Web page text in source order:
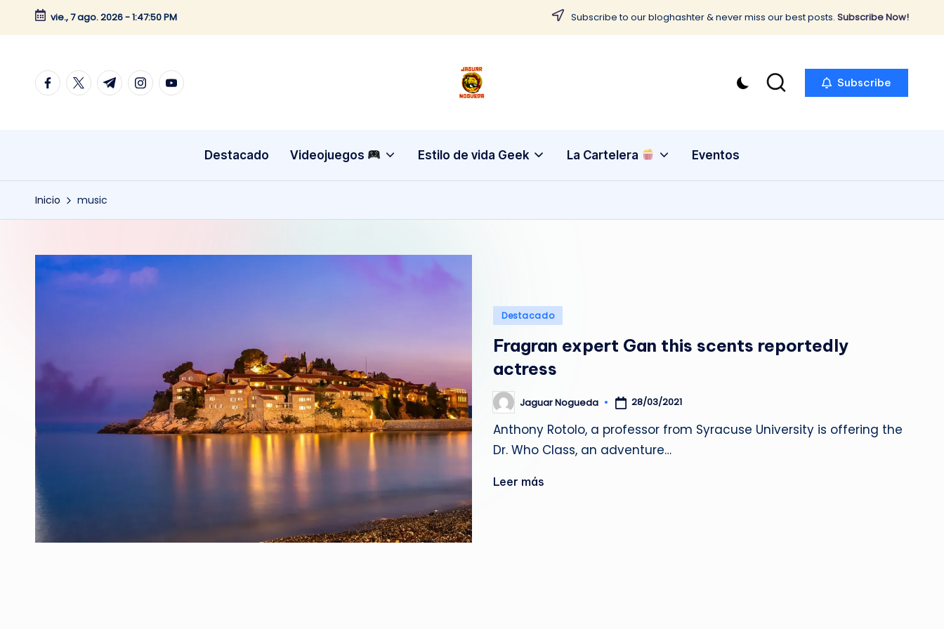
Saltar
contenido
vie., 7 ago. 2026-1:47:50 PM Subscribe to our bloghashter & never miss our best posts. Subscribe Now!
facebook.com
twitter.com
t.me instagram.com
youtube.com
J
g
u
a
u
e
d
CONTENIDO
Subscribe
Destacado Videojuegos Estilo de vida Geek La Cartelera Eventos
Inicio music
Publicado
Destacado
Fragran expert Gan this scents reportedly
actress
Publicado
por
Jaguar Nogueda 28/03/2021
Anthony Rotolo, a professor from Syracuse University is offering the
Dr. Who Class, an adventure…
Leer más